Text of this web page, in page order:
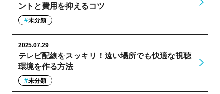
ントと費用を抑えるコツ
未分類
テレビ配線をスッキリ！遠い場所でも快適な視聴
環境を作る方法
2025.07.29
未分類